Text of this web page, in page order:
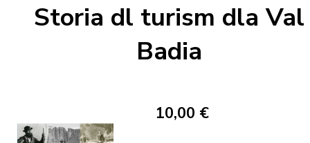
Storia dl turism dla Val
Badia
10,00 €